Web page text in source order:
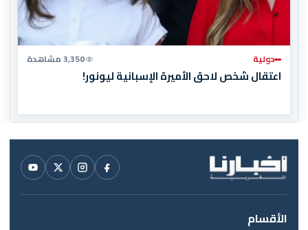
دولية 3,350 مشاهدة
اعتقال شخص لاحق الأميرة الإسبانية ليونور!
الأقسام